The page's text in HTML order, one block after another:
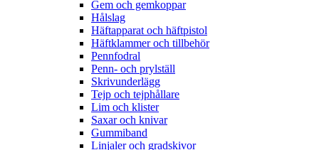
Gem och gemkoppar
Hålslag
Häftapparat och häftpistol
Häftklammer och tillbehör
Pennfodral
Penn- och prylställ
Skrivunderlägg
Tejp och tejphållare
Lim och klister
Saxar och knivar
Gummiband
Linjaler och gradskivor